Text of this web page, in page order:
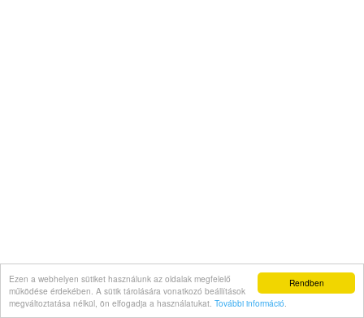
Rendben
Ezen a webhelyen sütiket használunk az oldalak megfelelő
működése érdekében. A sütik tárolására vonatkozó beállítások
megváltoztatása nélkül, ön elfogadja a használatukat. További információ.